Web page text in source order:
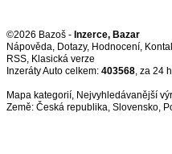
©2026 Bazoš - Inzerce, Bazar
Nápověda, Dotazy, Hodnocení,
RSS,
Inzeráty Auto celkem: 403568, za 24
Mapa kategorií, Nejvyhledávanější
Země: Česká republika, Slovensko,